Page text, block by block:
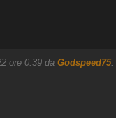
ore 0:39 da Godspeed75.